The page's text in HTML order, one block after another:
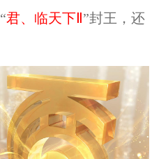
“君、临天下Ⅱ ”封王，还